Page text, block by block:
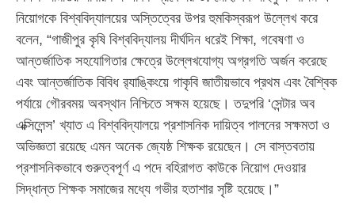
নিয়োগকে বিশ্ববিদ্যালয়ের অস্তিত্বের উপর হুমকিস্বরূপ উল্লেখ করে
বলেন, “গাজীপুর কৃষি বিশ্ববিদ্যালয় দীর্ঘদিন ধরেই শিক্ষা, গবেষণা ও
আন্তর্জাতিক সহযোগিতার ক্ষেত্রে উল্লেখযোগ্য অগ্রগতি অর্জন করেছে
এবং আন্তর্জাতিক বিবিধ র‍্যাঙ্কিংয়ে গাকৃবি জাতীয়ভাবে প্রথম এবং বৈশ্বিক
পর্যায়ে গৌরবময় অবস্থান নিশ্চিতে সক্ষম হয়েছে। তদুপরি ‘সেন্টার অব
এক্সিলেন্স’ খ্যাত এ বিশ্ববিদ্যালয়ে প্রশাসনিক দায়িত্ব পালনের সক্ষমতা ও
অভিজ্ঞতা রয়েছে এমন অনেক জ্যেষ্ঠ শিক্ষক রয়েছেন। সে বাস্তবতায়
প্রশাসনিকভাবে গুরুত্বপূর্ণ এ পদে বহিরাগত কাউকে নিয়োগ দেওয়ার
সিদ্ধান্ত শিক্ষক সমাজের মধ্যে গভীর হতাশার সৃষ্টি হয়েছে।”